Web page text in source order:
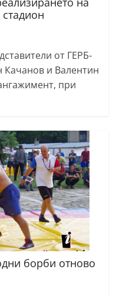
от ГЕРБ-
и Валентин
при
борби отново